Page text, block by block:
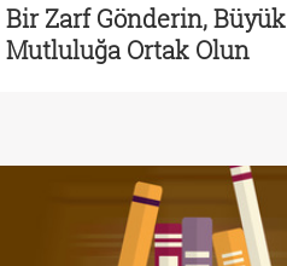
Bir Zarf Gönderin, Büyük
Mutluluğa Ortak Olun